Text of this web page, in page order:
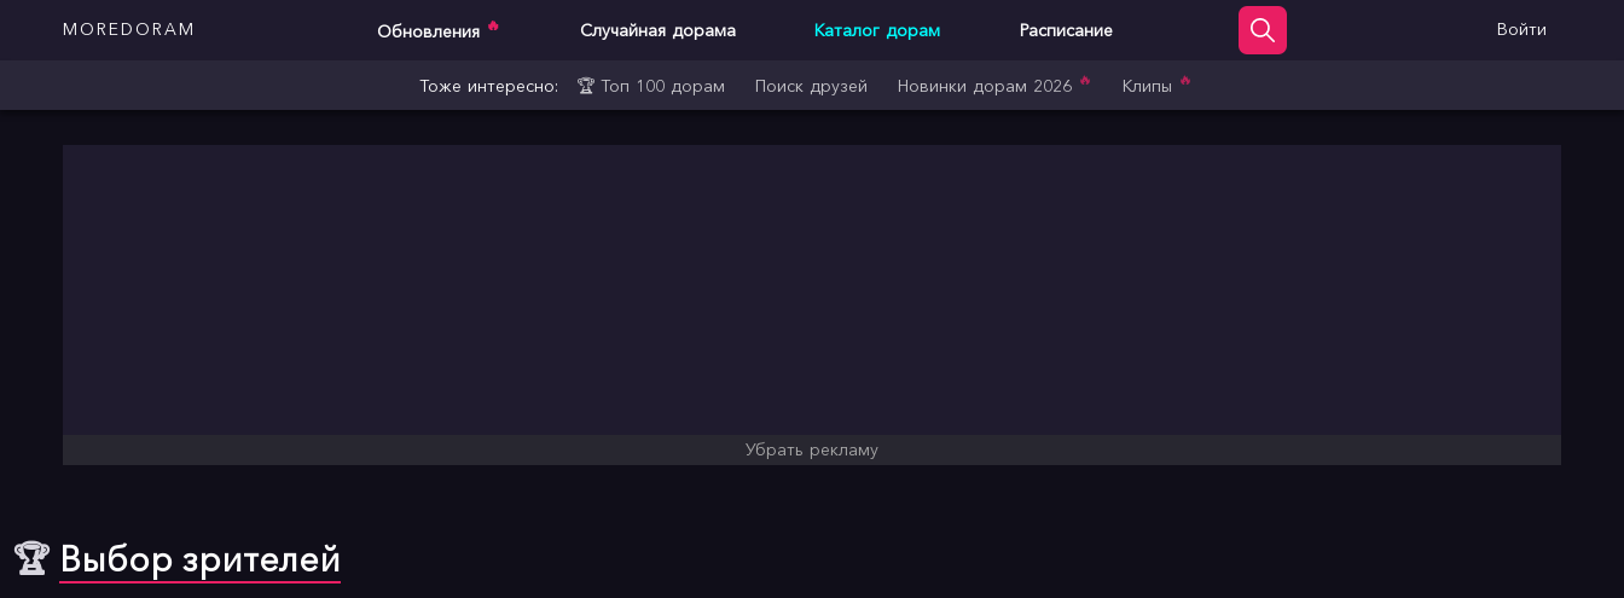
MOREDORAM Обновления 🔥 Случайная дорама Каталог дорам Расписание Войти
Тоже интересно: 🏆 Топ 100 дорам Поиск друзей Новинки дорам 2026 🔥 Клипы 🔥
Убрать рекламу
🏆 Выбор зрителей